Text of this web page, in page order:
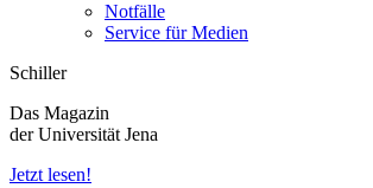
Notfälle
Service für Medien
Schiller
Das Magazin
der Universität Jena
Jetzt lesen!